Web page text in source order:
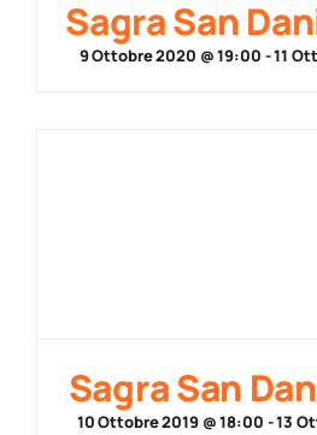
Sagra San
9 Ottobre 2020 @ 19:00 -11
Sagra San
10 Ottobre 2019 @ 18:00 -13